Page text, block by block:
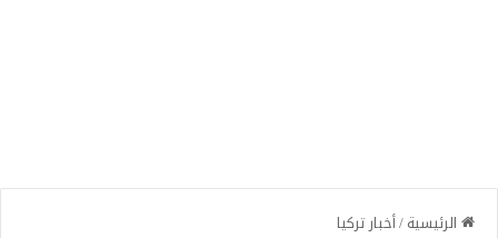
الرئيسية/أخبار تركيا